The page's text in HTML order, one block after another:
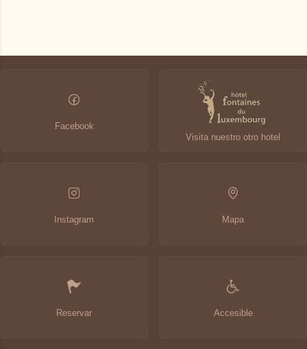
Facebook
Visita nuestro otro hotel
Instagram Mapa
Reservar Accesible